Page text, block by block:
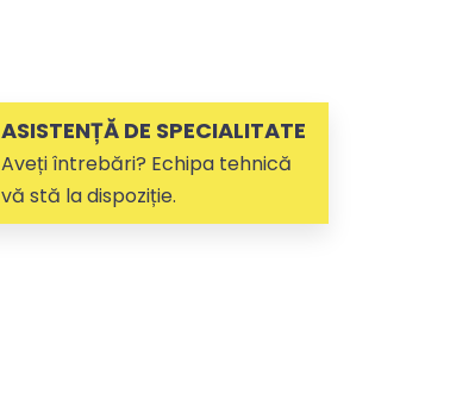
ASISTENȚĂ DE SPECIALITATE
Aveți întrebări? Echipa tehnică
vă stă la dispoziție.